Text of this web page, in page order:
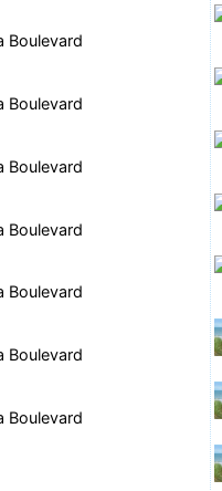
Boulevard
Boulevard
Boulevard
Boulevard
Boulevard
Boulevard
Boulevard